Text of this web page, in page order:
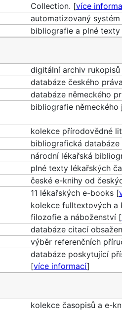
Collection. [více
automatizovaný
bibliografie a plné
digitální archiv
databáze českého
databáze německého
bibliografie
kolekce přírodovědné
bibliografická
národní lékařská
plné texty lékařských
české e-knihy od
11 lékařských e-books [
kolekce fulltextových a
filozofie a náboženství [
databáze citací
výběr referenčních
databáze poskytující
[více informací]
kolekce časopisů a e-